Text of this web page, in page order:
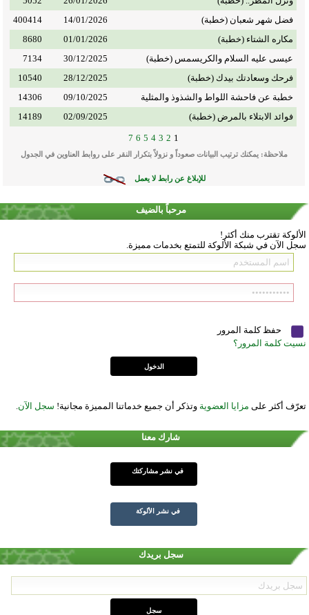
فضل شهر شعبان (خطبة)
14/01/2026
400414
مكاره الشتاء (خطبة)
01/01/2026
8680
عيسى عليه السلام والكريسمس (خطبة)
30/12/2025
7134
فرحك وسعادتك بيدك (خطبة)
28/12/2025
10540
خطبة عن فاحشة اللواط والشذوذ والمثلية
09/10/2025
14306
فوائد الابتلاء بالمرض (خطبة)
02/09/2025
14189
1
2
3
4
5
6
7
ملاحظة: يمكنك ترتيب البيانات صعوداً و نزولاً بتكرار النقر على روابط العناوين في الجدول
للإبلاغ عن رابط لا يعمل
مرحباً بالضيف
الألوكة تقترب منك أكثر!
سجل الآن في شبكة الألوكة للتمتع بخدمات مميزة.
حفظ كلمة المرور
نسيت كلمة المرور؟
تعرّف أكثر على مزايا العضوية وتذكر أن جميع خدماتنا المميزة مجانية! سجل الآن.
شارك معنا
في نشر مشاركتك
في نشر الألوكة
سجل بريدك